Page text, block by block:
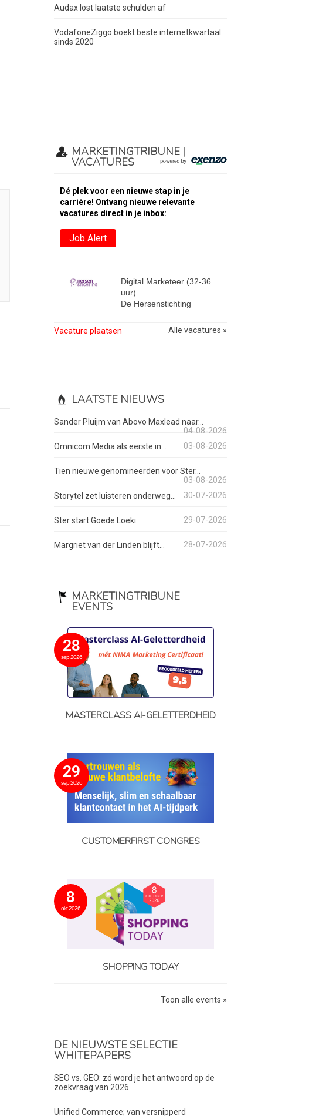
Audax lost laatste schulden af
VodafoneZiggo boekt beste internetkwartaal
sinds 2020
MARKETINGTRIBUNE |
VACATURES
Dé plek voor een nieuwe stap in je
carrière! Ontvang nieuwe relevante
vacatures direct in je inbox:
Job Alert
Digital Marketeer (32-36
uur)
De Hersenstichting
Vacature plaatsen Alle vacatures »
LAATSTE NIEUWS
Sander Pluijm van Abovo Maxlead naar...
04-08-2026
Omnicom Media als eerste in...
03-08-2026
Tien nieuwe genomineerden voor Ster...
03-08-2026
Storytel zet luisteren onderweg...
30-07-2026
Ster start Goede Loeki 29-07-2026
Margriet van der Linden blijft... 28-07-2026
MARKETINGTRIBUNE
EVENTS
28
sep 2026
MASTERCLASS AI-GELETTERDHEID
29
sep 2026
CUSTOMERFIRST CONGRES
8
okt 2026
SHOPPING TODAY
Toon alle events »
DE NIEUWSTE SELECTIE
WHITEPAPERS
SEO vs. GEO: zó word je het antwoord op de
zoekvraag van 2026
Unified Commerce; van versnipperd